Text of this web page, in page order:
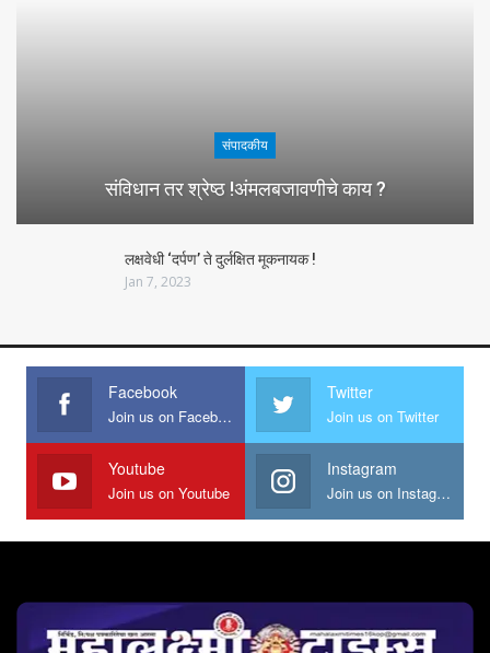
संपादकीय
संविधान तर श्रेष्ठ !अंमलबजावणीचे काय ?
लक्षवेधी ‘दर्पण’ ते दुर्लक्षित मूकनायक !
Jan 7, 2023
Facebook
Join us on Facebook
Twitter
Join us on Twitter
Youtube
Join us on Youtube
Instagram
Join us on Instagram